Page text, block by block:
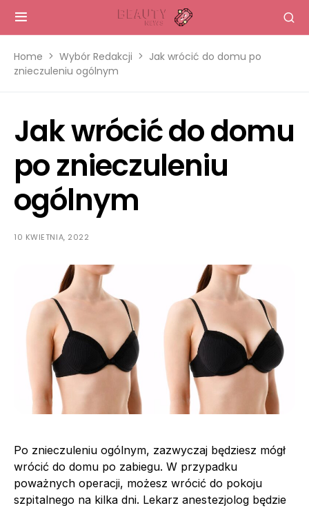
Home Wybór Redakcji
Jak wrócić do domu po
znieczuleniu ogólnym
Jak wrócić do domu
po znieczuleniu
ogólnym
10 KWIETNIA, 2022
Po znieczuleniu ogólnym, zazwyczaj będziesz mógł
wrócić do domu po zabiegu. W przypadku
poważnych operacji, możesz wrócić do pokoju
szpitalnego na kilka dni. Lekarz anestezjolog będzie